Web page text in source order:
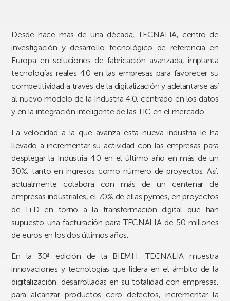
Desde hace más de una década, TECNALIA, centro de
investigación y desarrollo tecnológico de referencia en
Europa en soluciones de fabricación avanzada, implanta
tecnologías reales 4.0 en las empresas para favorecer su
competitividad a través de la digitalización y adelantarse así
al nuevo modelo de la Industria 4.0, centrado en los datos
y en la integración inteligente de las TIC en el mercado.
La velocidad a la que avanza esta nueva industria le ha
llevado a incrementar su actividad con las empresas para
desplegar la Industria 4.0 en el último año en más de un
30%, tanto en ingresos como número de proyectos. Así,
actualmente colabora con más de un centenar de
empresas industriales, el 70% de ellas pymes, en proyectos
de I+D en torno a la transformación digital que han
supuesto una facturación para TECNALIA de 50 millones
de euros en los dos últimos años.
En la 30ª edición de la BIEMH, TECNALIA muestra
innovaciones y tecnologías que lidera en el ámbito de la
digitalización, desarrolladas en su totalidad con empresas,
para alcanzar productos cero defectos, incrementar la